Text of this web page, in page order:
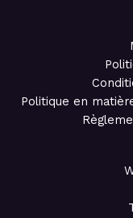
Politique en